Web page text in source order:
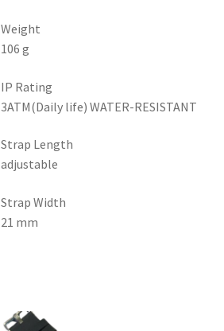
Weight
106 g
IP Rating
3ATM(Daily life) WATER-RESISTANT
Strap Length
adjustable
Strap Width
21 mm